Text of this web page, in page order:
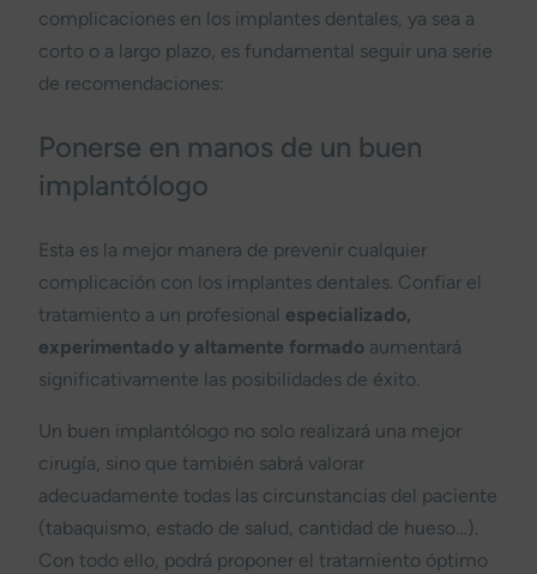
complicaciones en los implantes dentales, ya sea a
corto o a largo plazo, es fundamental seguir una serie
de recomendaciones:
Ponerse en manos de un buen
implantólogo
Esta es la mejor manera de prevenir cualquier
complicación con los implantes dentales. Confiar el
tratamiento a un profesional especializado,
experimentado y altamente formado aumentará
significativamente las posibilidades de éxito.
Un buen implantólogo no solo realizará una mejor
cirugía, sino que también sabrá valorar
adecuadamente todas las circunstancias del paciente
(tabaquismo, estado de salud, cantidad de hueso…).
Con todo ello, podrá proponer el tratamiento óptimo